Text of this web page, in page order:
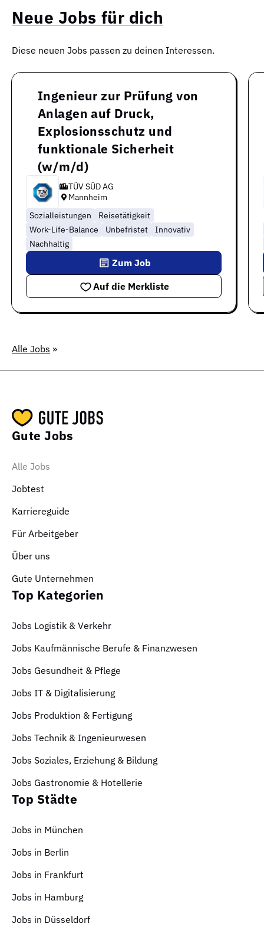
Neue Jobs für dich
Diese neuen Jobs passen zu deinen Interessen.
Ingenieur zur Prüfung von
Anlagen auf Druck,
Explosionsschutz und
funktionale Sicherheit
(w/m/d)
TÜV SÜD AG
Mannheim
Sozialleistungen
Reisetätigkeit
Work-Life-Balance
Unbefristet
Innovativ
Nachhaltig
Auf die Merkliste
Zum Job
Alle Jobs »
Gute Jobs
Alle Jobs
Jobtest
Karriereguide
Für Arbeitgeber
Über uns
Gute Unternehmen
Top Kategorien
Jobs Logistik & Verkehr
Jobs Kaufmännische Berufe & Finanzwesen
Jobs Gesundheit & Pflege
Jobs IT & Digitalisierung
Jobs Produktion & Fertigung
Jobs Technik & Ingenieurwesen
Jobs Soziales, Erziehung & Bildung
Jobs Gastronomie & Hotellerie
Top Städte
Jobs in München
Jobs in Berlin
Jobs in Frankfurt
Jobs in Hamburg
Jobs in Düsseldorf